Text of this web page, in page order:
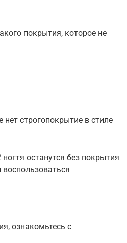
покрытия, которое не
строгопокрытие в стиле
останутся без покрытия
ознакомьтесь с